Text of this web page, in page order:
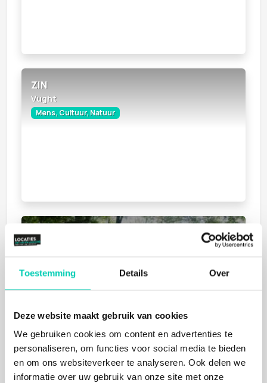
Toestemming Details Over
Deze website maakt gebruik van cookies
We gebruiken cookies om content en advertenties te
personaliseren, om functies voor social media te bieden
en om ons websiteverkeer te analyseren. Ook delen we
informatie over uw gebruik van onze site met onze
ZIN
Vught
Mens, Cultuur, Natuur
BETTER MEETINGS
Austerlitz
ORANJERIE DE SCHAFFELAAR